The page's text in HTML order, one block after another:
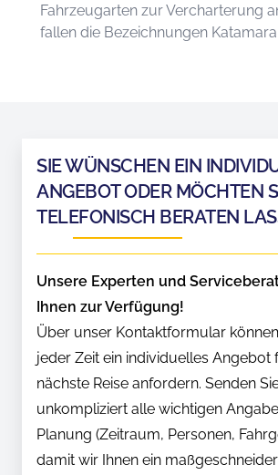
Fahrzeugarten zur Vercharterung
fallen die Bezeichnungen
SIE WÜNSCHEN EIN
ANGEBOT ODER MÖCHTEN
TELEFONISCH BERATEN
Unsere Experten und
Ihnen zur Verfügung!
Über unser Kontaktformular
jeder Zeit ein individuelles Angebot
nächste Reise anfordern. Senden
unkompliziert alle wichtigen
Planung (Zeitraum, Personen,
damit wir Ihnen ein